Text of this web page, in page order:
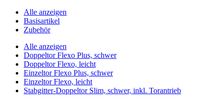
Alle anzeigen
Basisartikel
Zubehör
Alle anzeigen
Doppeltor Flexo Plus, schwer
Doppeltor Flexo, leicht
Einzeltor Flexo Plus, schwer
Einzeltor Flexo, leicht
Stabgitter-Doppeltor Slim, schwer, inkl. Torantrieb